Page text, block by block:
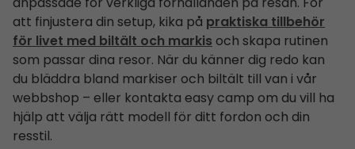
anpassade för verkliga förhållanden på resan. För
att finjustera din setup, kika på praktiska tillbehör
för livet med biltält och markisoch skapa rutinen
som passar dina resor. När du känner dig redo kan
du bläddra bland markiser och biltält till van i vår
webbshop – eller kontakta easy camp om du vill ha
hjälp att välja rätt modell för ditt fordon och din
resstil.